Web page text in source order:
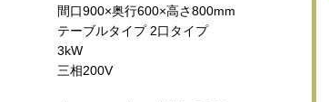
間口900×奥行600×高さ800mm
テーブルタイプ 2口タイプ
3kW
三相200V